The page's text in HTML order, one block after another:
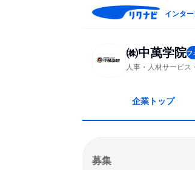
インタ
㈱中萬学院フ
人事・人材サービス
企業トップ
募集